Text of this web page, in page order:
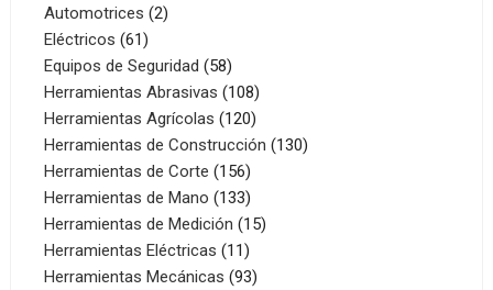
productos
Automotrices 22
Eléctricos 6161
productos
Equipos de Seguridad 5858
productos
Herramientas Abrasivas 108108
productos
Herramientas Agrícolas 120120
productos
Herramientas de Construcción 130130
Herramientas de Corte 156156
productos
Herramientas de Mano 133133
productos
Herramientas de Medición 1515
Herramientas Eléctricas 1111
productos
Herramientas Mecánicas 9393